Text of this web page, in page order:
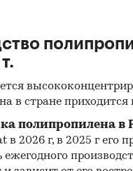
в стране
полипропилена в
в 2026 г, в 2025 г его
ежегодного